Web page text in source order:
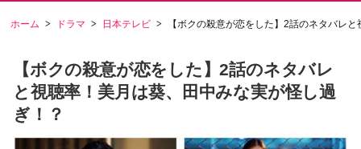
ホーム ドラマ 日本テレビ 【ボクの殺意が恋をした】2話のネタバレ
【ボクの殺意が恋をした】2話のネタバレ
と視聴率！美月は葵、田中みな実が怪し過
ぎ！？